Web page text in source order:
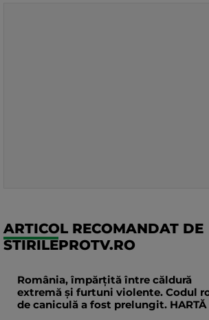
ARTICOL RECOMANDAT DE
STIRILEPROTV.RO
România, împărțită între căldură
extremă și furtuni violente. Codul
de caniculă a fost prelungit. HARTĂ